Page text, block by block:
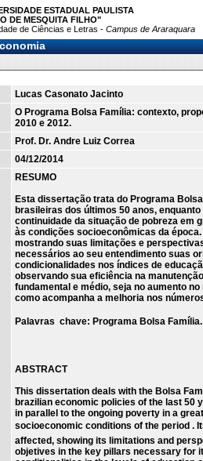
ESTADUAL PAULISTA
DE MESQUITA FILHO"
de Ciências e Letras - Campus de Araraquara
Lucas Casonato Jacinto
O Programa Bolsa Família: contexto,
2010 e 2012.
Prof. Dr. Andre Luiz Correa
04/12/2014
RESUMO
Esta dissertação trata do Programa
brasileiras dos últimos 50 anos,
continuidade da situação de pobreza em
às condições socioeconômicas da
mostrando suas limitações e
necessários ao seu entendimento suas
condicionalidades nos índices de
observando sua eficiência na
fundamental e médio, seja no aumento
como acompanha a melhoria nos
Palavras  chave: Programa Bolsa
ABSTRACT
This dissertation deals with the Bolsa
brazilian economic policies of the last
in parallel to the ongoing poverty in a
socioeconomic conditions of the period .
affected, showing its limitations and
objetives in the key pillars necessary for